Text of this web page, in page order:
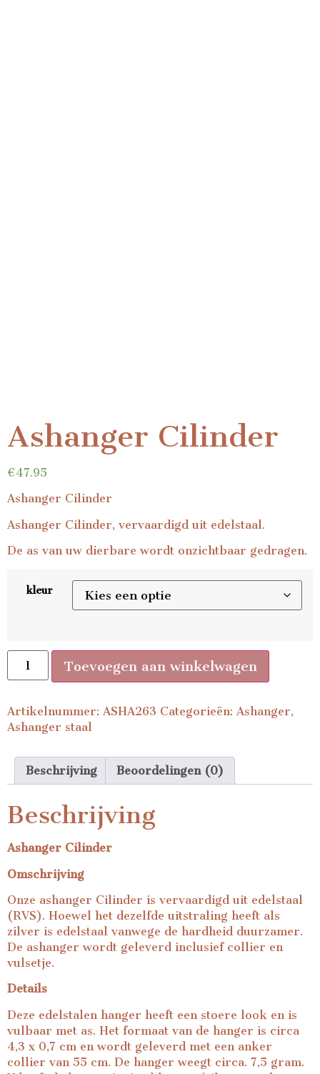
Ashanger Cilinder
€47.95
Ashanger Cilinder
Ashanger Cilinder, vervaardigd uit edelstaal.
De as van uw dierbare wordt onzichtbaar gedragen.
kleur
Toevoegen aan winkelwagen
Artikelnummer: ASHA263 Categorieën: Ashanger,
Ashanger staal
Beschrijving Beoordelingen (0)
Beschrijving
Ashanger Cilinder
Omschrijving
Onze ashanger Cilinder is vervaardigd uit edelstaal
(RVS). Hoewel het dezelfde uitstraling heeft als
zilver is edelstaal vanwege de hardheid duurzamer.
De ashanger wordt geleverd inclusief collier en
vulsetje.
Details
Deze edelstalen hanger heeft een stoere look en is
vulbaar met as. Het formaat van de hanger is circa
4,3 x 0,7 cm en wordt geleverd met een anker
collier van 55 cm. De hanger weegt circa. 7,5 gram.